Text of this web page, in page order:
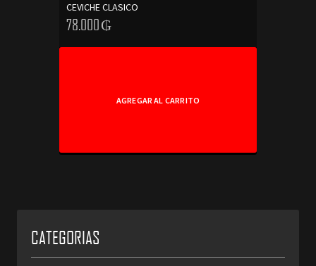
CEVICHE CLASICO
78.000₲
AGREGAR AL CARRITO
CATEGORIAS